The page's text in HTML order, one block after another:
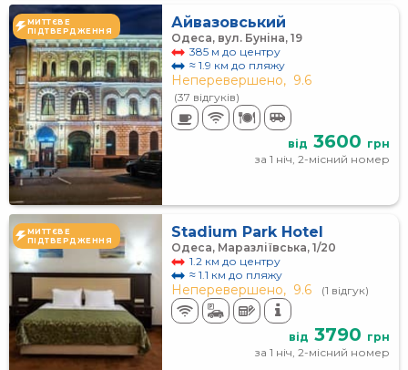
МИТТЄВЕ
ПІДТВЕРДЖЕННЯ
Айвазовський
Одеса, вул. Буніна, 19
385 м до центру
≈ 1.9 км до пляжу
Неперевершено, 9.6
(37 відгуків)
від 3600 грн
за 1 ніч, 2-місний номер
МИТТЄВЕ
ПІДТВЕРДЖЕННЯ
Stadium Park Hotel
Одеса, Маразліївська, 1/20
1.2 км до центру
≈ 1.1 км до пляжу
Неперевершено, 9.6 (1 відгук)
від 3790 грн
за 1 ніч, 2-місний номер